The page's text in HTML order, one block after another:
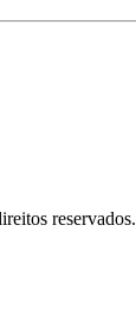
reservados.